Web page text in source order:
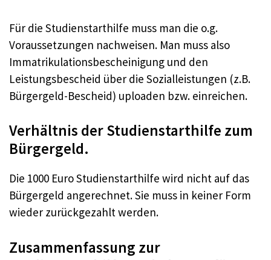
Für die Studienstarthilfe muss man die o.g.
Voraussetzungen nachweisen. Man muss also
Immatrikulationsbescheinigung und den
Leistungsbescheid über die Sozialleistungen (z.B.
Bürgergeld-Bescheid) uploaden bzw. einreichen.
Verhältnis der Studienstarthilfe zum
Bürgergeld.
Die 1000 Euro Studienstarthilfe wird nicht auf das
Bürgergeld angerechnet. Sie muss in keiner Form
wieder zurückgezahlt werden.
Zusammenfassung zur